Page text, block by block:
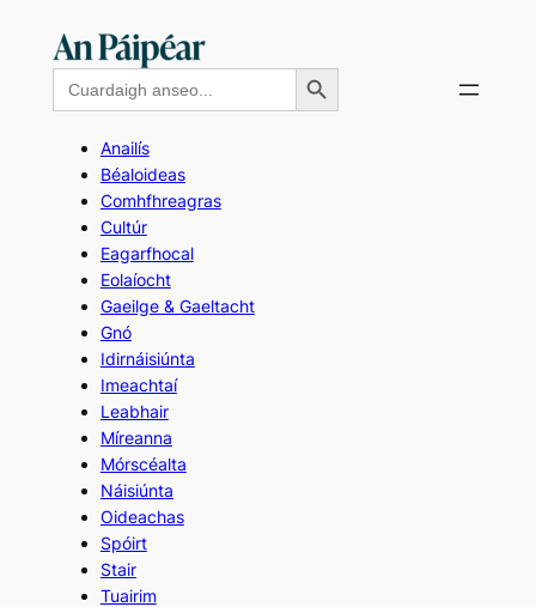
contentSearch
for:
Search Button
Anailís
Béaloideas
Comhfhreagras
Cultúr
Eagarfhocal
Eolaíocht
Gaeilge & Gaeltacht
Gnó
Idirnáisiúnta
Imeachtaí
Leabhair
Míreanna
Mórscéalta
Náisiúnta
Oideachas
Spóirt
Stair
Tuairim